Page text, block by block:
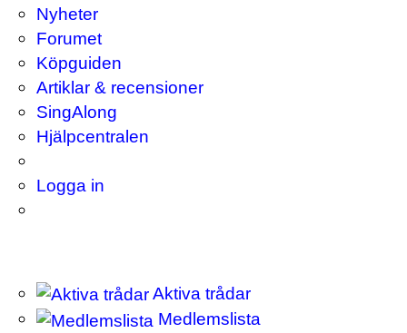
Nyheter
Forumet
Köpguiden
Artiklar & recensioner
SingAlong
Hjälpcentralen
Logga in
Aktiva trådar
Medlemslista